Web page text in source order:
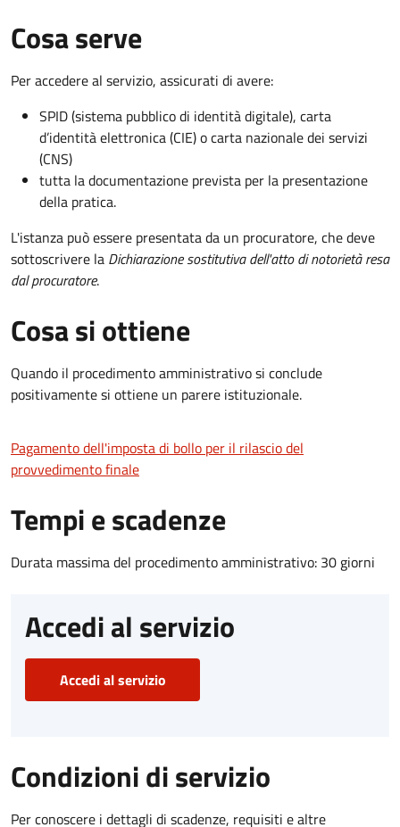
Cosa serve
Per accedere al servizio, assicurati di avere:
SPID (sistema pubblico di identità digitale), carta
d’identità elettronica (CIE) o carta nazionale dei servizi
(CNS)
tutta la documentazione prevista per la presentazione
della pratica.
L'istanza può essere presentata da un procuratore, che deve
sottoscrivere la Dichiarazione sostitutiva dell'atto di notorietà resa
dal procuratore.
Cosa si ottiene
Quando il procedimento amministrativo si conclude
positivamente si ottiene un parere istituzionale.
Pagamento dell'imposta di bollo per il rilascio del
provvedimento finale
Tempi e scadenze
Durata massima del procedimento amministrativo: 30 giorni
Accedi al servizio
Accedi al servizio
Condizioni di servizio
Per conoscere i dettagli di scadenze, requisiti e altre